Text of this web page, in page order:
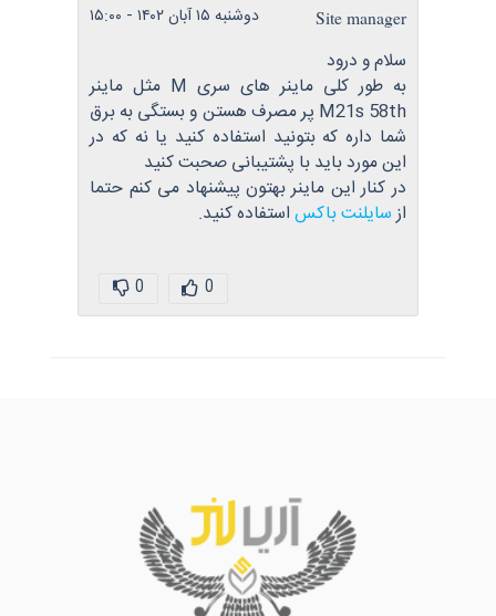
Site manager دوشنبه ۱۵ آبان ۱۴۰۲ - ۱۵:۰۰
سلام و درود
به طور کلی ماینر های سری M مثل ماینر
M21s 58th پر مصرف هستن و بستگی به برق
شما داره که بتونید استفاده کنید یا نه که در
این مورد باید با پشتیبانی صحبت کنید
در کنار این ماینر بهتون پیشنهاد می کنم حتما
ازسایلنت باکساستفاده کنید.
0
0